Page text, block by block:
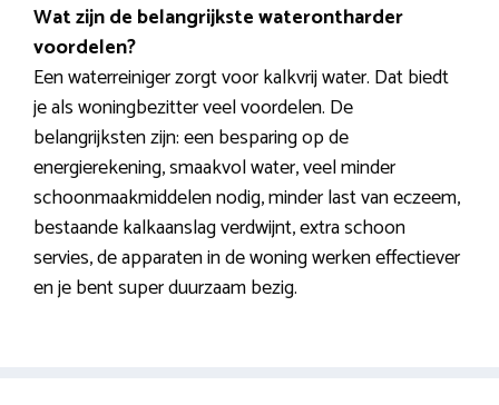
Wat zijn de belangrijkste waterontharder
voordelen?
Een waterreiniger zorgt voor kalkvrij water. Dat biedt
je als woningbezitter veel voordelen. De
belangrijksten zijn: een besparing op de
energierekening, smaakvol water, veel minder
schoonmaakmiddelen nodig, minder last van eczeem,
bestaande kalkaanslag verdwijnt, extra schoon
servies, de apparaten in de woning werken effectiever
en je bent super duurzaam bezig.